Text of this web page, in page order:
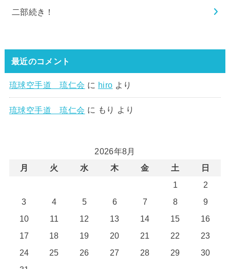
二部続き！
最近のコメント
琉球空手道 琉仁会 に hiro より
琉球空手道 琉仁会 に もり より
2026年8月
月
火 水 木 金 土
日
1
2
3
4 5 6 7 8
9
10
11 12 13 14 15
16
17
18 19 20 21 22
23
24
25 26 27 28 29
30